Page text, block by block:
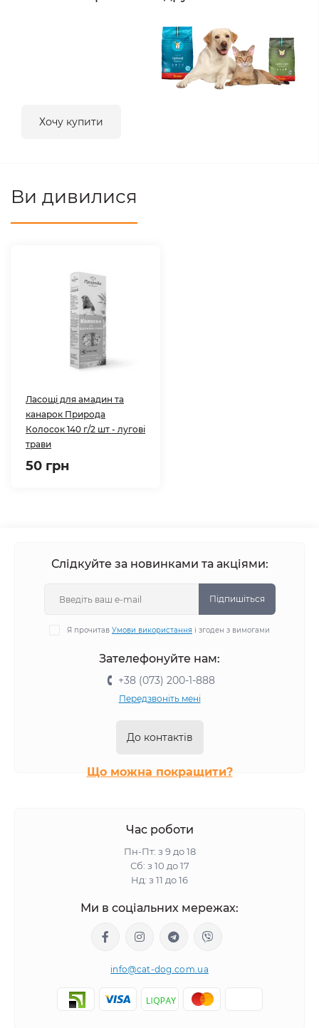
Хочу купити
Ви дивилися
Ласощі для амадин та
канарок Природа
Колосок 140 г/2 шт - лугові
трави
50 грн
Слідкуйте за новинками та акціями:
Підпишіться
Я прочитав Умови використання і згоден з вимогами
Зателефонуйте нам:
+38 (073) 200-1-888
Передзвоніть мені
До контактів
Що можна покращити?
Час роботи
Пн-Пт: з 9 до 18
Сб: з 10 до 17
Нд: з 11 до 16
Ми в соціальних мережах:
info@cat-dog.com.ua